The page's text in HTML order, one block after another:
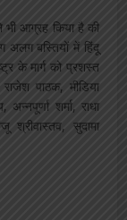
भी आग्रह किया है की
बस्तियों में हिंदू
के मार्ग को प्रशस्त
पाठक, मीडिया
शर्मा, राधा
श्रीवास्तव, सुदामा